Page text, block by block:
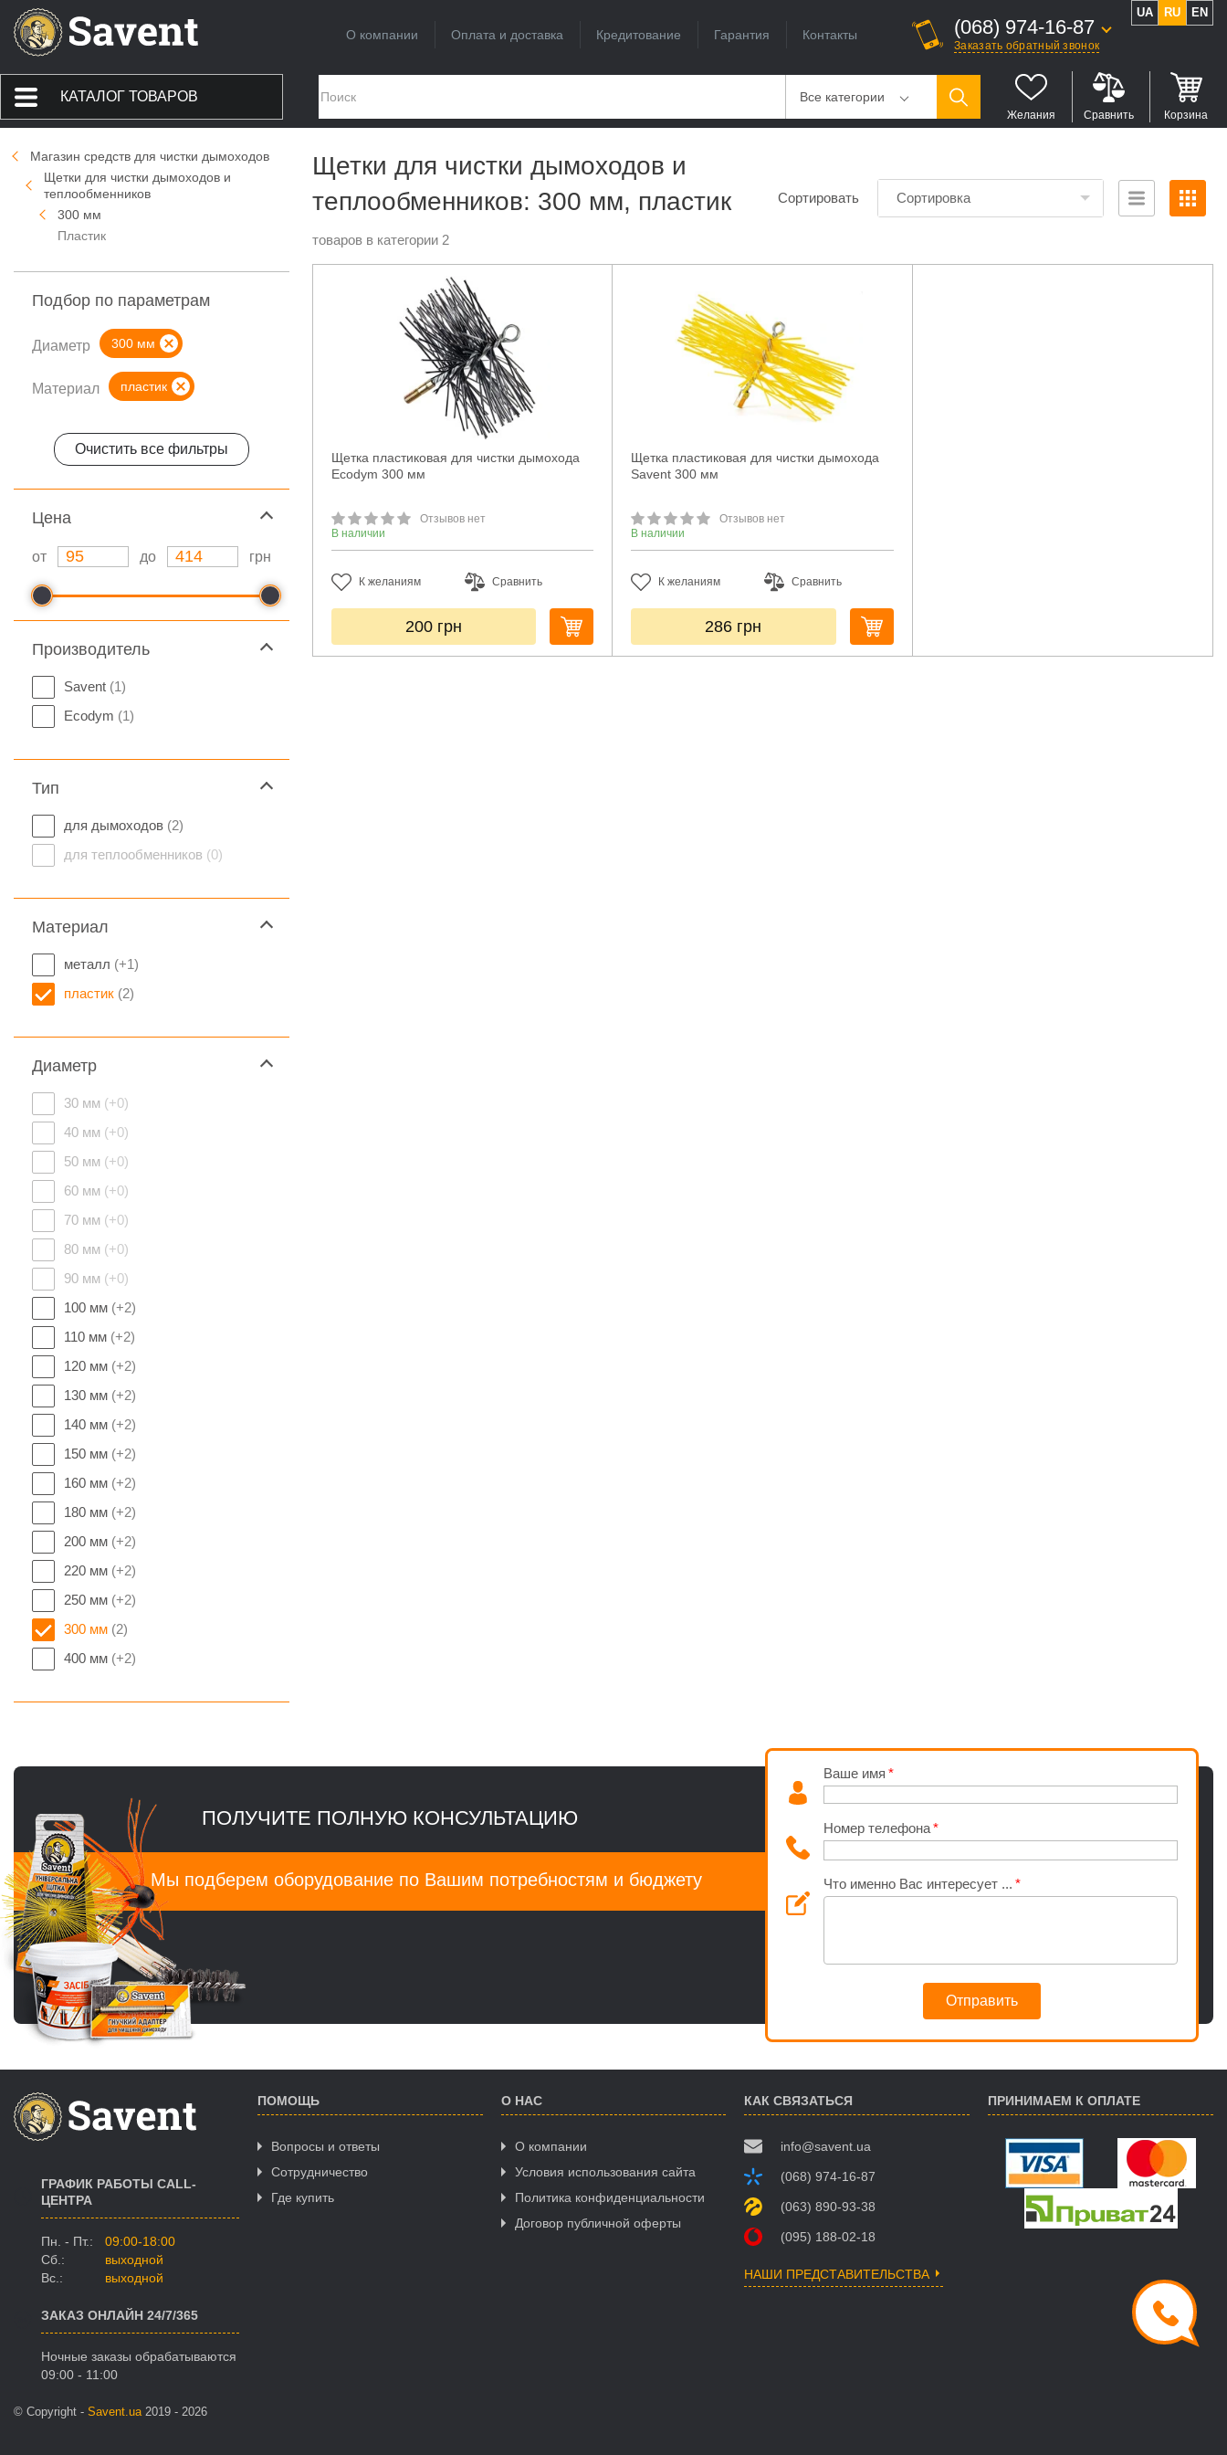
О компании Оплата и доставка Кредитование Гарантия Контакты (068) 974-16-87
Заказать обратный звонок
UA RU EN
КАТАЛОГ ТОВАРОВ Все категории
Желания Сравнить Корзина
Магазин средств для чистки дымоходов
Щетки для чистки дымоходов и
теплообменников
300 мм
Пластик
Подбор по параметрам
Диаметр 300 мм
Материал пластик
Очистить все фильтры
Цeна
от до грн
Производитель
Savent (1)
Ecodym (1)
Тип
для дымоходов (2)
для теплообменников (0)
Материал
металл (+1)
пластик (2)
Диаметр
30 мм (+0)
40 мм (+0)
50 мм (+0)
60 мм (+0)
70 мм (+0)
80 мм (+0)
90 мм (+0)
100 мм (+2)
110 мм (+2)
120 мм (+2)
130 мм (+2)
140 мм (+2)
150 мм (+2)
160 мм (+2)
180 мм (+2)
200 мм (+2)
220 мм (+2)
250 мм (+2)
300 мм (2)
400 мм (+2)
Щетки для чистки дымоходов и
теплообменников: 300 мм, пластик
товаров в категории 2
Сортировать Сортировка
Щетка пластиковая для чистки дымохода
Ecodym 300 мм
Отзывов нет
В наличии
К желаниям Сравнить
200 грн
Щетка пластиковая для чистки дымохода
Savent 300 мм
Отзывов нет
В наличии
К желаниям Сравнить
286 грн
ПОЛУЧИТЕ ПОЛНУЮ КОНСУЛЬТАЦИЮ
Мы подберем оборудование по Вашим потребностям и бюджету
Ваше имя
Номер телефона
Что именно Вас интересует ...
Отправить
ПОМОЩЬ
Вопросы и ответы
Сотрудничество
Где купить
О НАС
О компании
Условия использования сайта
Политика конфиденциальности
Договор публичной оферты
КАК СВЯЗАТЬСЯ
info@savent.ua
(068) 974-16-87
(063) 890-93-38
(095) 188-02-18
НАШИ ПРЕДСТАВИТЕЛЬСТВА
ПРИНИМАЕМ К ОПЛАТЕ
ГРАФИК РАБОТЫ CALL-
ЦЕНТРА
Пн. - Пт.:
09:00-18:00
Сб.:
выходной
Вс.:
выходной
ЗАКАЗ ОНЛАЙН 24/7/365
Ночные заказы обрабатываются
09:00 - 11:00
© Copyright - Savent.ua2019 - 2026